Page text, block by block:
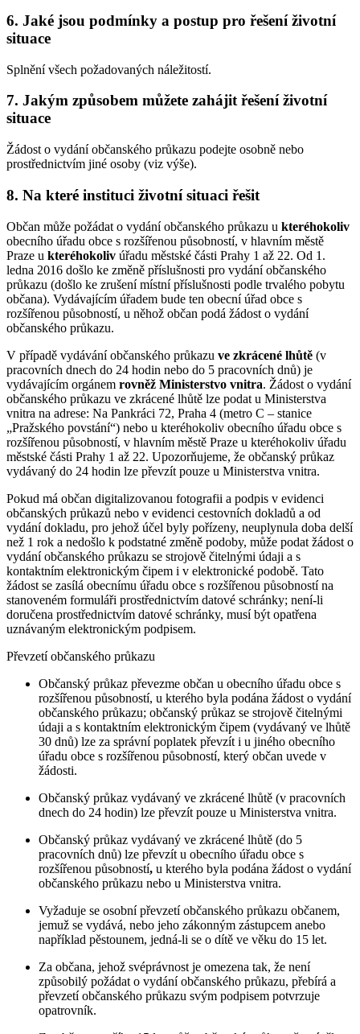
6. Jaké jsou podmínky a postup pro řešení životní
situace
Splnění všech požadovaných náležitostí.
7. Jakým způsobem můžete zahájit řešení životní
situace
Žádost o vydání občanského průkazu podejte osobně nebo
prostřednictvím jiné osoby (viz výše).
8. Na které instituci životní situaci řešit
Občan může požádat o vydání občanského průkazu u kteréhokoliv
obecního úřadu obce s rozšířenou působností, v hlavním městě
Praze u kteréhokoliv úřadu městské části Prahy 1 až 22. Od 1.
ledna 2016 došlo ke změně příslušnosti pro vydání občanského
průkazu (došlo ke zrušení místní příslušnosti podle trvalého pobytu
občana). Vydávajícím úřadem bude ten obecní úřad obce s
rozšířenou působností, u něhož občan podá žádost o vydání
občanského průkazu.
V případě vydávání občanského průkazu ve zkrácené lhůtě (v
pracovních dnech do 24 hodin nebo do 5 pracovních dnů) je
vydávajícím orgánem rovněž Ministerstvo vnitra. Žádost o vydání
občanského průkazu ve zkrácené lhůtě lze podat u Ministerstva
vnitra na adrese: Na Pankráci 72, Praha 4 (metro C – stanice
„Pražského povstání“) nebo u kteréhokoliv obecního úřadu obce s
rozšířenou působností, v hlavním městě Praze u kteréhokoliv úřadu
městské části Prahy 1 až 22. Upozorňujeme, že občanský průkaz
vydávaný do 24 hodin lze převzít pouze u Ministerstva vnitra.
Pokud má občan digitalizovanou fotografii a podpis v evidenci
občanských průkazů nebo v evidenci cestovních dokladů a od
vydání dokladu, pro jehož účel byly pořízeny, neuplynula doba delší
než 1 rok a nedošlo k podstatné změně podoby, může podat žádost o
vydání občanského průkazu se strojově čitelnými údaji a s
kontaktním elektronickým čipem i v elektronické podobě. Tato
žádost se zasílá obecnímu úřadu obce s rozšířenou působností na
stanoveném formuláři prostřednictvím datové schránky; není-li
doručena prostřednictvím datové schránky, musí být opatřena
uznávaným elektronickým podpisem.
Převzetí občanského průkazu
Občanský průkaz převezme občan u obecního úřadu obce s
rozšířenou působností, u kterého byla podána žádost o vydání
občanského průkazu; občanský průkaz se strojově čitelnými
údaji a s kontaktním elektronickým čipem (vydávaný ve lhůtě
30 dnů) lze za správní poplatek převzít i u jiného obecního
úřadu obce s rozšířenou působností, který občan uvede v
žádosti.
Občanský průkaz vydávaný ve zkrácené lhůtě (v pracovních
dnech do 24 hodin) lze převzít pouze u Ministerstva vnitra.
Občanský průkaz vydávaný ve zkrácené lhůtě (do 5
pracovních dnů) lze převzít u obecního úřadu obce s
rozšířenou působností, u kterého byla podána žádost o vydání
občanského průkazu nebo u Ministerstva vnitra.
Vyžaduje se osobní převzetí občanského průkazu občanem,
jemuž se vydává, nebo jeho zákonným zástupcem anebo
například pěstounem, jedná-li se o dítě ve věku do 15 let.
Za občana, jehož svéprávnost je omezena tak, že není
způsobilý požádat o vydání občanského průkazu, přebírá a
převzetí občanského průkazu svým podpisem potvrzuje
opatrovník.